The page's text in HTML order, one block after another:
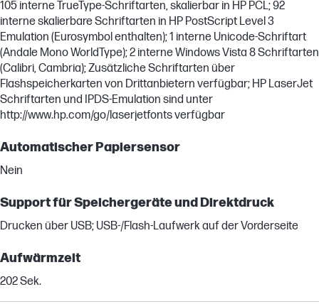
105 interne TrueType-Schriftarten, skalierbar in HP PCL; 92
interne skalierbare Schriftarten in HP PostScript Level 3
Emulation (Eurosymbol enthalten); 1 interne Unicode-Schriftart
(Andale Mono WorldType); 2 interne Windows Vista 8 Schriftarten
(Calibri, Cambria); Zusätzliche Schriftarten über
Flashspeicherkarten von Drittanbietern verfügbar; HP LaserJet
Schriftarten und IPDS-Emulation sind unter
http://www.hp.com/go/laserjetfonts verfügbar
Automatischer Papiersensor
Nein
Support für Speichergeräte und Direktdruck
Drucken über USB; USB-/Flash-Laufwerk auf der Vorderseite
Aufwärmzeit
202 Sek.